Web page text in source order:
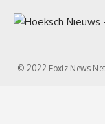
© 2022 Foxiz News